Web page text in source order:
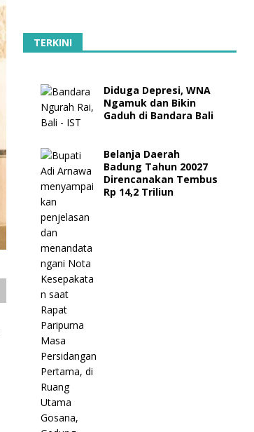
TERKINI
Diduga Depresi, WNA
Ngamuk dan Bikin
Gaduh di Bandara Bali
Belanja Daerah
Badung Tahun 20027
Direncanakan Tembus
Rp 14,2 Triliun